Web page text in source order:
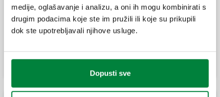
medije, oglašavanje i analizu, a oni ih mogu kombinirati s
drugim podacima koje ste im pružili ili koje su prikupili
dok ste upotrebljavali njihove usluge.
Dopusti sve
Automatska grupa za punjenje s cijevnim
odvajačem tip CA i zapornim ventilima.